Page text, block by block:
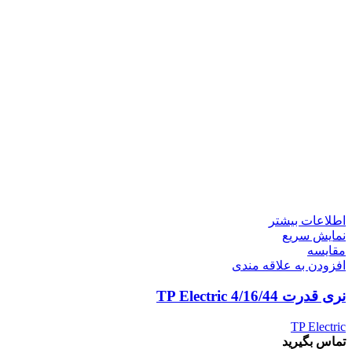
اطلاعات بیشتر
نمایش سریع
مقايسه
افزودن به علاقه مندی
نری قدرت 4/16/44 TP Electric
TP Electric
تماس بگیرید